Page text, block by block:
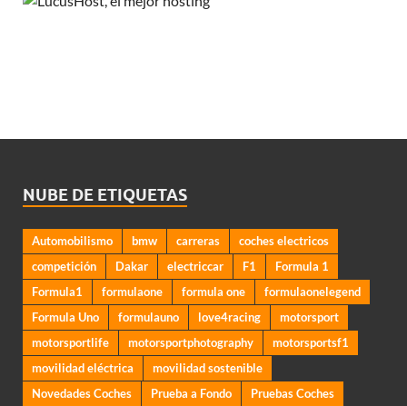
NUBE DE ETIQUETAS
Automobilismo bmw carreras
coches electricos
competición
Dakar electriccar F1
Formula 1
Formula1
formulaone formula one
formulaonelegend
Formula Uno
formulauno love4racing
motorsport
motorsportlife
motorsportphotography
motorsportsf1
movilidad eléctrica
movilidad sostenible
Novedades Coches
Prueba a Fondo
Pruebas Coches